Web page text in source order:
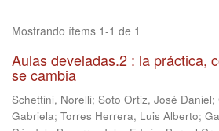
Mostrando ítems 1-1 de 1
Aulas develadas.2 : la práctica,
se cambia
Schettini, Norelli; Soto Ortiz, José Daniel;
Gabriela; Torres Herrera, Luis Alberto;